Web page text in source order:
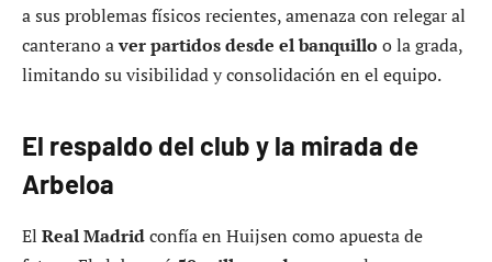
a sus problemas físicos recientes, amenaza con relegar al
canterano aver partidos desde el banquillo o la grada,
limitando su visibilidad y consolidación en el equipo.
El respaldo del club y la mirada de
Arbeloa
El Real Madridconfía en Huijsen como apuesta de